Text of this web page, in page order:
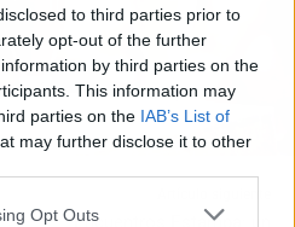
to third parties prior to
opt-out of the further
by third parties on the
This information may
parties on the IAB’s List of
may further disclose it to other
Opt OutsEncuentros Estampa: un